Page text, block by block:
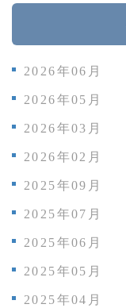
2026年06月
2026年05月
2026年03月
2026年02月
2025年09月
2025年07月
2025年06月
2025年05月
2025年04月